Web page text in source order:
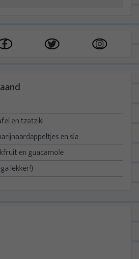
en tzatziki
en sla
en guacamole
lekker!)